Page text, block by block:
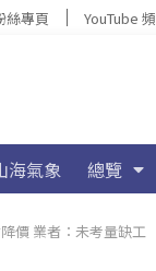
絲專頁 YouTube
海氣象 總覽
價 業者：未考量缺工